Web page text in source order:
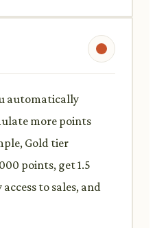
automatically
more points
Gold tier
points, get 1.5
to sales, and